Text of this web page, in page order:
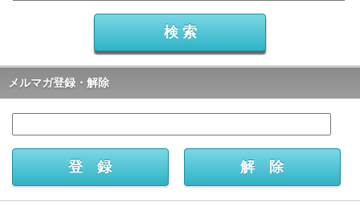
メルマガ登録・解除